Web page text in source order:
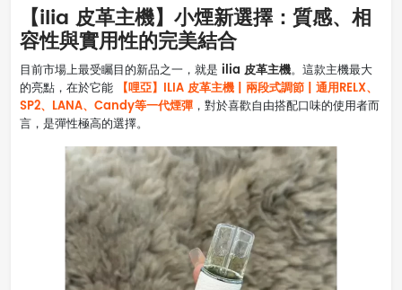
【ilia 皮革主機】小煙新選擇：質感、相
容性與實用性的完美結合
目前市場上最受矚目的新品之一，就是 ilia 皮革主機。這款主機最大
的亮點，在於它能
【哩亞】ILIA 皮革主機 | 兩段式調節 | 通用RELX、
SP2、LANA、Candy等一代煙彈 ，對於喜歡自由搭配口味的使用者而
言，是彈性極高的選擇。